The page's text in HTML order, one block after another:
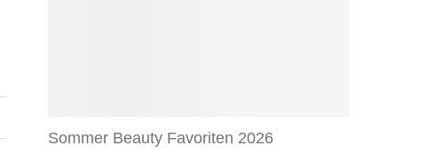
Sommer Beauty Favoriten 2026